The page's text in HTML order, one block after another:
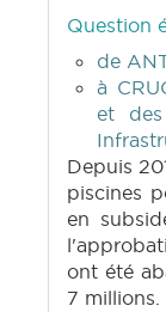
Question
de
à
et
Depuis
piscines
en
ont été
7 millions.